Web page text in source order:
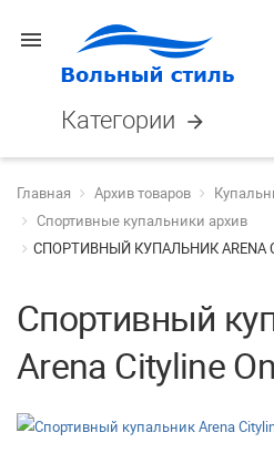
menu
Категории arrow_forward
Главная Архив товаров
Спортивные купальники архив
СПОРТИВНЫЙ КУПАЛЬНИК ARENA
Спортивный
Arena Cityline